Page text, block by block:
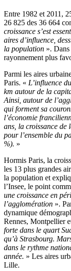
Entre 1982 et 2011,
26 825 des 36 664
croissance s’est
aires d’influence,
la population ».
rayonnement plus
Parmi les aires
Paris. « L’influence
km autour de la
Ainsi, autour de
qui forment sa
l’économie
ans, la croissance de
pour l’ensemble du
%). »
Hormis Paris, la
les 13 plus grandes
la population et
l’Insee, le point
une croissance en
l’agglomération ».
dynamique
Rennes, Montpellier
forte dans le quart
qu’à Strasbourg.
dans le rythme
année. » Les aires
Lille.